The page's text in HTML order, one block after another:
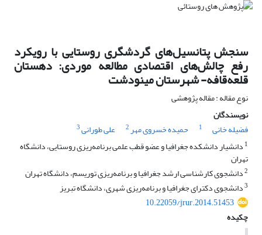
سنجش پتانسیل‌های گردشگری روستایی با رویکرد
رفع چالش‌های اقتصادی مطالعه موردی: دهستان
قلعه‌قافه- شهرستان مینودشت
نوع مقاله : مقاله پژوهشی
نویسندگان
فضیله خانی
1 حمیده خسروی مهر2 علی طورانی3
1 دانشیار دانشکده جغرافیا و عضو قطب علمی برنامه‌ریزی روستایی، دانشگاه
تهران
2دانشجوی کارشناسی ارشد جغرافیا و برنامه‌ریزی توریسم، دانشگاه تهران
3دانشجوی دکترای جغرافیا و برنامه‌ریزی شهری، دانشگاه تبریز
10.22059/jrur.2014.51453
چکیده